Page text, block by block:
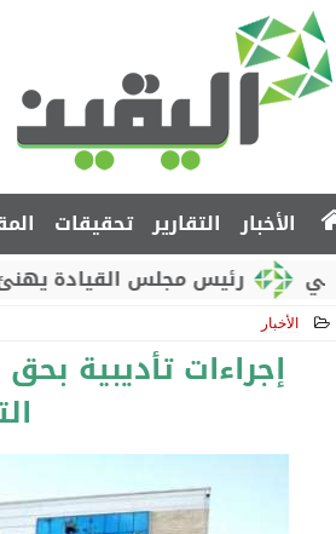
الأخبار التقارير تحقيقات
رئيس مجلس القيادة يهنئ بذكرى
الأخبار
إجراءات تأديبية